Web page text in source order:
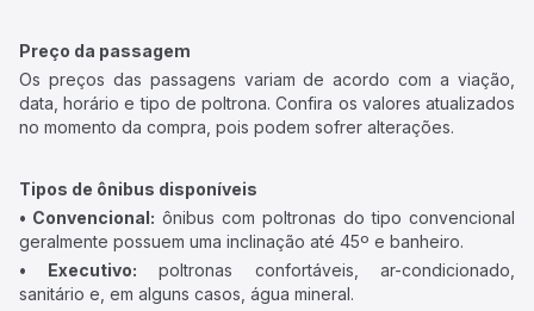
Preço da passagem
Os preços das passagens variam de acordo com a viação,
data, horário e tipo de poltrona. Confira os valores atualizados
no momento da compra, pois podem sofrer alterações.
Tipos de ônibus disponíveis
• Convencional: ônibus com poltronas do tipo convencional
geralmente possuem uma inclinação até 45º e banheiro.
• Executivo: poltronas confortáveis, ar-condicionado,
sanitário e, em alguns casos, água mineral.